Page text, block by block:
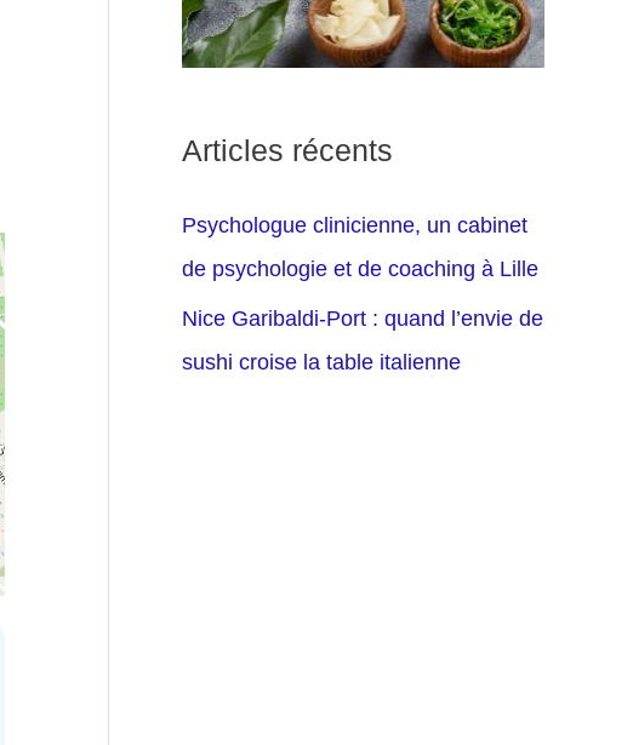
Articles récents
Psychologue clinicienne, un cabinet
de psychologie et de coaching à Lille
Nice Garibaldi-Port : quand l’envie de
sushi croise la table italienne